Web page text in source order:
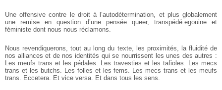
Une offensive contre le droit à l’autodétermination, et plus globalement
une remise en question d’une pensée queer, transpédé.egouine et
féministe dont nous nous réclamons.
Nous revendiquerons, tout au long du texte, les proximités, la fluidité de
nos alliances et de nos identités qui se nourrissent les unes des autres :
Les meufs trans et les pédales. Les travesties et les tafioles. Les mecs
trans et les butchs. Les folles et les fems. Les mecs trans et les meufs
trans. Eccetera. Et vice versa. Et dans tous les sens.